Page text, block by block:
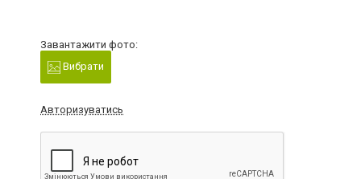
Завантажити фото:
Вибрати
Авторизуватись